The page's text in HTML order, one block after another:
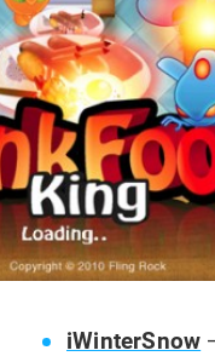
iWinterSnow